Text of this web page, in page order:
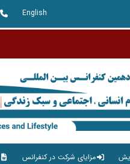
English
مزایای شرکت در کنفرانس